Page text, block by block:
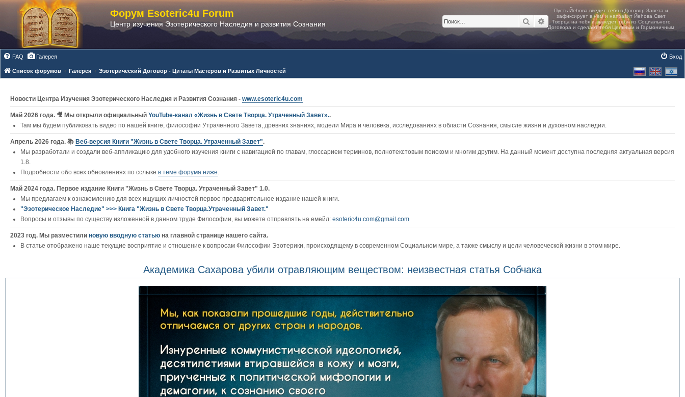
Форум Esoteric4u Forum
Центр изучения Эзотерического Наследия и развития Сознания Поиск Расширенный поиск
FAQ Галерея Вход
Список форумов Галерея Эзотерический Договор - Цитаты Мастеров и Развитых Личностей
Новости Центра Изучения Эзотерического Наследия и Развития Сознания - www.esoteric4u.com
Май 2026 года. 🎥 Мы открыли официальный YouTube‑канал «Жизнь в Свете Творца. Утраченный Завет»..
Там мы будем публиковать видео по нашей книге, философии Утраченного Завета, древних знаниях, модели Мира и человека, исследованиях в области Сознания, смысле жизни и духовном наследии.
Апрель 2026 года. 📚 Веб-версия Книги "Жизнь в Свете Творца. Утраченный Завет".
Мы разработали и создали веб-аппликацию для удобного изучения книги c навигацией по главам, глоссарием терминов, полнотекстовым поиском и многим другим. На данный момент доступна последняя актуальная версия
1.8.
Подробности обо всех обновлениях по сслыке в теме форума ниже.
Май 2024 года. Первое издание Книги "Жизнь в Свете Творца. Утраченный Завет" 1.0.
Мы предлагаем к ознакомлению для всех ищущих личностей первое предварительное издание нашей книги.
"Эзотерическое Наследие" >>> Книга "Жизнь в Свете Творца.Утраченный Завет."
Вопросы и отзывы по существу изложенной в данном труде Философии, вы можете отправлять на емейл: esoteric4u.com@gmail.com
2023 год. Мы разместили новую вводную статью на главной странице нашего сайта.
В статье отображено наше текущие восприятие и отношение к вопросам Философии Эзотерики, происходящему в современном Социальном мире, а также смыслу и цели человеческой жизни в этом мире.
Академика Сахарова убили отравляющим веществом: неизвестная статья Собчака